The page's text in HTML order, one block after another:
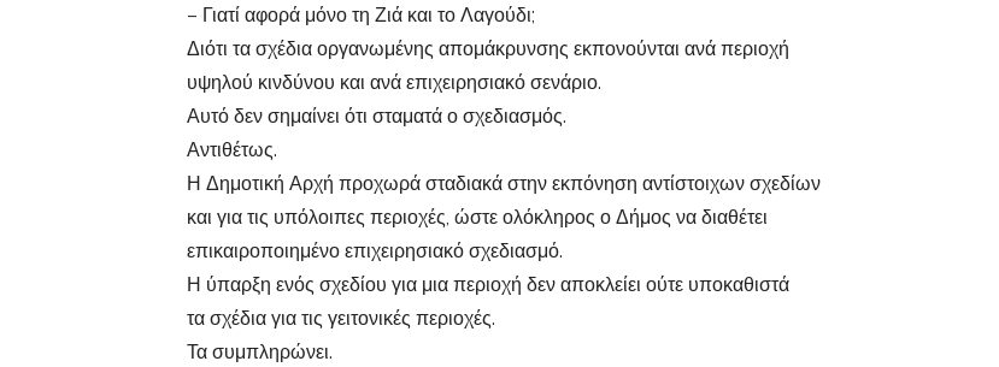
– Γιατί αφορά μόνο τη Ζιά και το Λαγούδι;
Διότι τα σχέδια οργανωμένης απομάκρυνσης εκπονούνται ανά περιοχή
υψηλού κινδύνου και ανά επιχειρησιακό σενάριο.
Αυτό δεν σημαίνει ότι σταματά ο σχεδιασμός.
Αντιθέτως.
Η Δημοτική Αρχή προχωρά σταδιακά στην εκπόνηση αντίστοιχων σχεδίων
και για τις υπόλοιπες περιοχές, ώστε ολόκληρος ο Δήμος να διαθέτει
επικαιροποιημένο επιχειρησιακό σχεδιασμό.
Η ύπαρξη ενός σχεδίου για μια περιοχή δεν αποκλείει ούτε υποκαθιστά
τα σχέδια για τις γειτονικές περιοχές.
Τα συμπληρώνει.